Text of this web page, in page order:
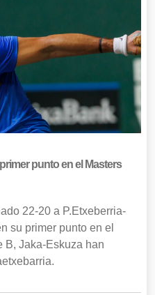
punto en el Masters
22-20 a P.Etxeberria-
su primer punto en el
B, Jaka-Eskuza han